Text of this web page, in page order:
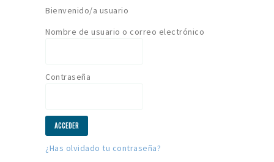
Bienvenido/a usuario
Nombre de usuario o correo electrónico
Contraseña
¿Has olvidado tu contraseña?